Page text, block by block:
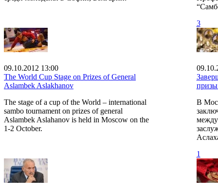
3
09.10.2012 13:00
The World Cup Stage on Prizes of General
Aslambek Aslakhanov
The stage of a cup of the World – international
sambo tournament on prizes of general
Aslambek Aslahanov is held in Moscow on the
1-2 October.
В
1